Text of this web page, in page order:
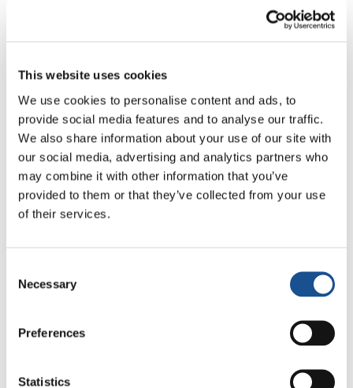
This website uses cookies
We use cookies to personalise content and ads, to
provide social media features and to analyse our traffic.
We also share information about your use of our site with
our social media, advertising and analytics partners who
may combine it with other information that you’ve
provided to them or that they’ve collected from your use
of their services.
Selection
Necessary
Preferences
Statistics
organiza cursos específicos (música, culinária,
artesanato, cursos para esteticistas …) que
os dezoito anos de idade. Os jovens podem
almoçar gratuitamente na cantina do centro:
para muitos, esta é a única refeição do dia.
Os jovens do bairro de
Borro recebem ajuda
concreta para custear as
despesas escolares: para
agasalhos e tênis) e os meios de transporte
para chegar à escola. O projeto fornece a todos
uma ajuda que lhes permite fazer o percurso
Os beneficiários também recebem uma